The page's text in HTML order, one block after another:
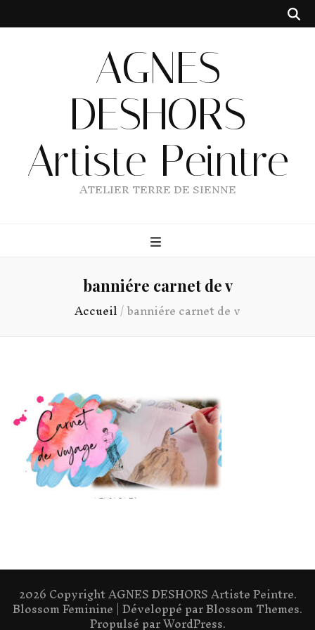
AGNES
DESHORS
Artiste Peintre
ATELIER TERRE DE SIENNE
banniére carnet de v
Accueil/banniére carnet de v
2026 CopyrightAGNES DESHORS Artiste Peintre.
Blossom Feminine | Développé parBlossom Themes.
Propulsé parWordPress.